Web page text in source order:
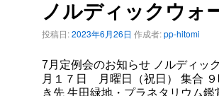
ノルディックウォ
投稿日:2023年6月26日 作成者:pp-hitomi
7月定例会のお知らせ ノルディッ
月１７日 月曜日（祝日） 集合
き先 生田緑地・プラネタリウム